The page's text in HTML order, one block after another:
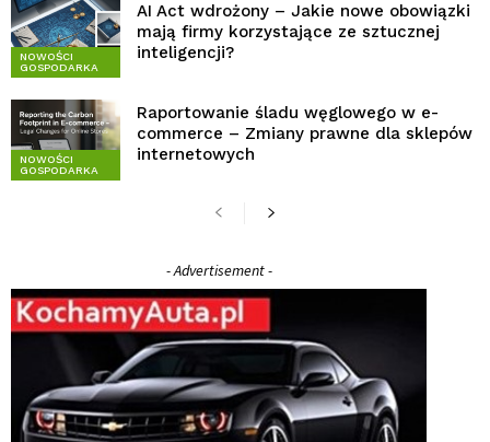
NOWOŚCI
GOSPODARKA
AI Act wdrożony – Jakie nowe obowiązki
mają firmy korzystające ze sztucznej
inteligencji?
NOWOŚCI
GOSPODARKA
Raportowanie śladu węglowego w e-
commerce – Zmiany prawne dla sklepów
internetowych
- Advertisement -